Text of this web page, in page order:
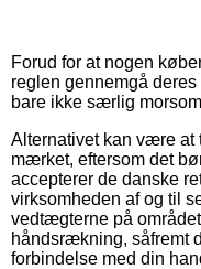
Forud for at nogen
reglen gennemgå
bare ikke særlig
Alternativet kan være at
mærket, eftersom det
accepterer de danske
virksomheden af og til
vedtægterne på
håndsrækning, såfremt
forbindelse med din